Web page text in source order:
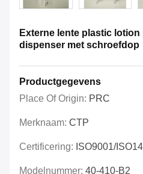
Externe lente plastic
dispenser met schroefdop
Productgegevens
Place Of Origin: PRC
Merknaam: CTP
Certificering: ISO9001/
Modelnummer: 40-410-B2